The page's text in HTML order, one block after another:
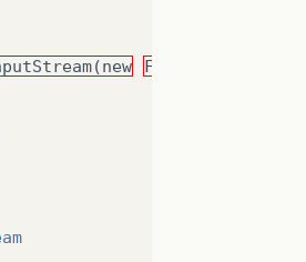
FileInputStream("